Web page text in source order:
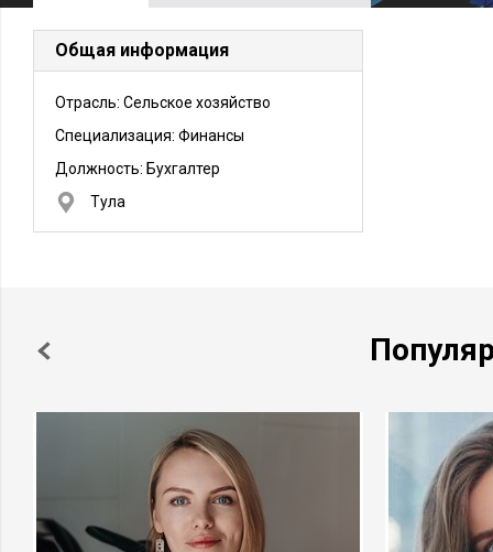
Общая информация
Отрасль: Сельское хозяйство
Специализация: Финансы
Должность: Бухгалтер
Тула